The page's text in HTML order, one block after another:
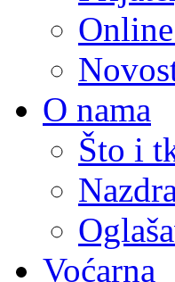
O nama
Što i
Voćarna